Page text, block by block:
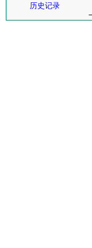
历史记录